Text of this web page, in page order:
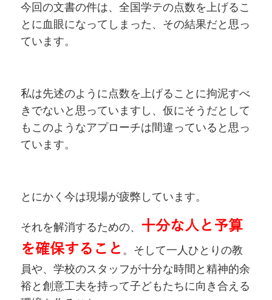
今回の文書の件は、全国学テの点数を上げるこ
とに血眼になってしまった、その結果だと思っ
ています。
私は先述のように点数を上げることに拘泥すべ
きでないと思っていますし、仮にそうだとして
もこのようなアプローチは間違っていると思っ
ています。
とにかく今は現場が疲弊しています。
それを解消するための、 十分な人と予算
を確保すること 。そして一人ひとりの教
員や、学校のスタッフが十分な時間と精神的余
裕と創意工夫を持って子どもたちに向き合える